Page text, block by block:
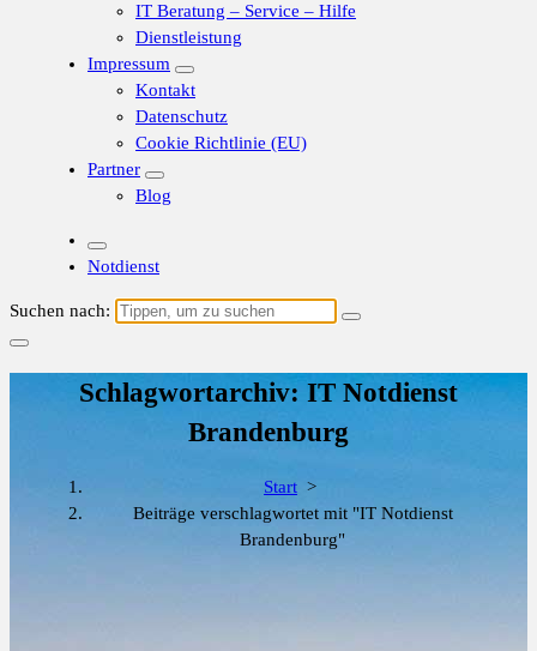
IT Beratung – Service – Hilfe
Dienstleistung
Impressum
Kontakt
Datenschutz
Cookie Richtlinie (EU)
Partner
Blog
Notdienst
Suchen nach:
Schlagwortarchiv: IT Notdienst
Brandenburg
Start >
Beiträge verschlagwortet mit "IT Notdienst
Brandenburg"